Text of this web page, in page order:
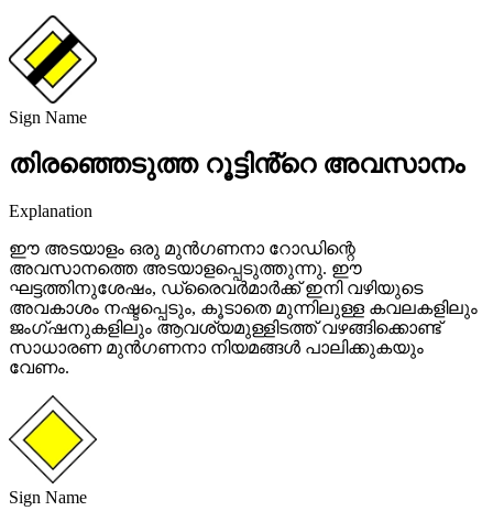
Sign Name
തിരഞ്ഞെടുത്ത റൂട്ടിൻ്റെ അവസാനം
Explanation
ഈ അടയാളം ഒരു മുൻഗണനാ റോഡിന്റെ
അവസാനത്തെ അടയാളപ്പെടുത്തുന്നു. ഈ
ഘട്ടത്തിനുശേഷം, ഡ്രൈവർമാർക്ക് ഇനി വഴിയുടെ
അവകാശം നഷ്ടപ്പെടും, കൂടാതെ മുന്നിലുള്ള കവലകളിലും
ജംഗ്ഷനുകളിലും ആവശ്യമുള്ളിടത്ത് വഴങ്ങിക്കൊണ്ട്
സാധാരണ മുൻഗണനാ നിയമങ്ങൾ പാലിക്കുകയും
വേണം.
Sign Name